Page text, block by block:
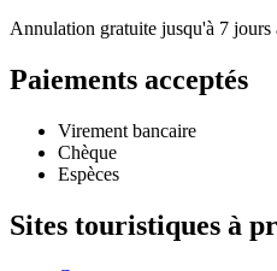
Annulation gratuite jusqu'à 7 jours
Paiements acceptés
Virement bancaire
Chèque
Espèces
Sites touristiques à